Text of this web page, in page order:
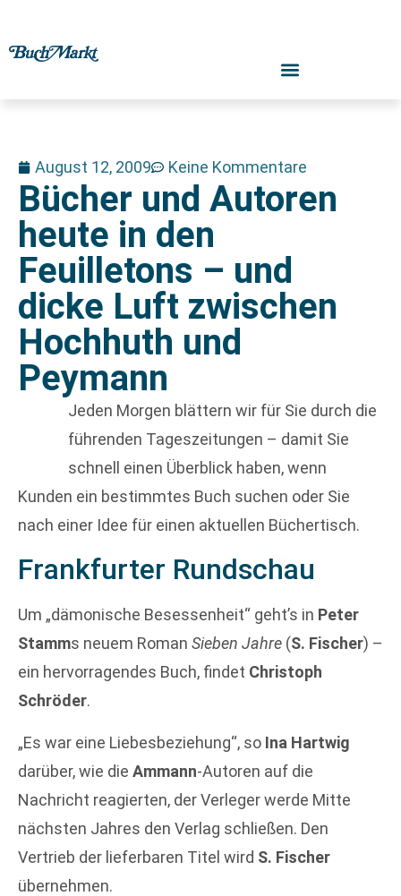
August 12, 2009 Keine Kommentare
Bücher und Autoren
heute in den
Feuilletons – und
dicke Luft zwischen
Hochhuth und
Peymann
Jeden Morgen blättern wir für Sie durch die
führenden Tageszeitungen – damit Sie
schnell einen Überblick haben, wenn
Kunden ein bestimmtes Buch suchen oder Sie
nach einer Idee für einen aktuellen Büchertisch.
Frankfurter Rundschau
Um „dämonische Besessenheit“ geht’s in Peter
Stamms neuem Roman Sieben Jahre (S. Fischer) –
ein hervorragendes Buch, findet Christoph
Schröder.
„Es war eine Liebesbeziehung“, so Ina Hartwig
darüber, wie die Ammann-Autoren auf die
Nachricht reagierten, der Verleger werde Mitte
nächsten Jahres den Verlag schließen. Den
Vertrieb der lieferbaren Titel wird S. Fischer
übernehmen.